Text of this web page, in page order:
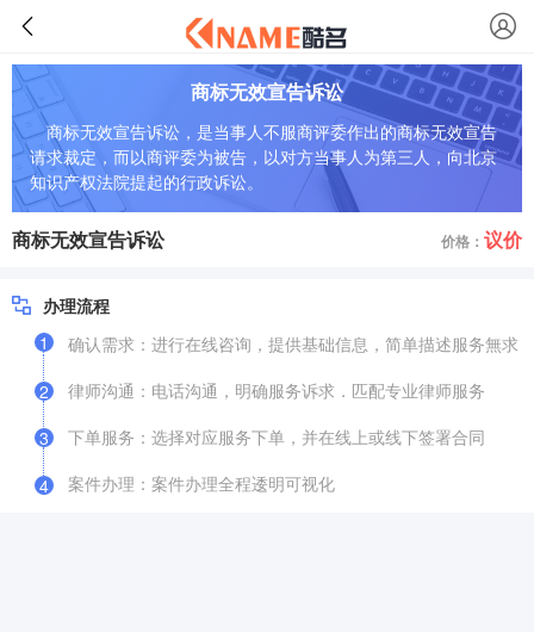
商标无效宣告诉讼
商标无效宣告诉讼，是当事人不服商评委作出的商标无效宣告
请求裁定，而以商评委为被告，以对方当事人为第三人，向北京
知识产权法院提起的行政诉讼。
商标无效宣告诉讼 价格： 议价
办理流程
1
确认需求：进行在线咨询，提供基础信息，简单描述服务無求
2
律师沟通：电话沟通，明确服务诉求．匹配专业律师服务
3
下单服务：选择对应服务下单，并在线上或线下签署合同
4 案件办理：案件办理全程逶明可视化